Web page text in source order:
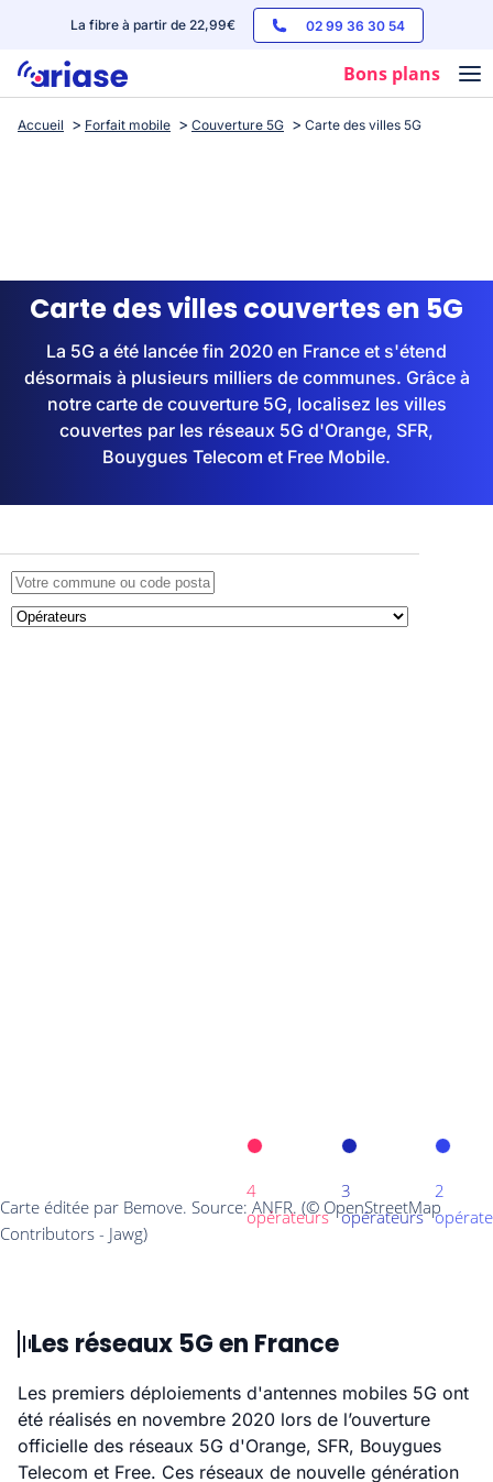
La fibre à partir de 22,99€ 02 99 36 30 54
Bons plans
Box internet
Streaming
Accueil Forfait mobile Couverture 5G Carte des villes 5G
Carte des villes couvertes en 5G
La 5G a été lancée fin 2020 en France et s'étend
désormais à plusieurs milliers de communes. Grâce à
notre carte de couverture 5G, localisez les villes
couvertes par les réseaux 5G d'Orange, SFR,
Bouygues Telecom et Free Mobile.
Les réseaux 5G en France
Les premiers déploiements d'antennes mobiles 5G ont
été réalisés en novembre 2020 lors de l’ouverture
officielle des réseaux 5G d'Orange, SFR, Bouygues
Telecom et Free. Ces réseaux de nouvelle génération